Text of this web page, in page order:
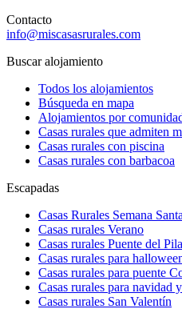
Contacto
info@miscasasrurales.com
Buscar alojamiento
Todos los alojamientos
Búsqueda en mapa
Alojamientos por
Casas rurales que admiten
Casas rurales con piscina
Casas rurales con barbacoa
Escapadas
Casas Rurales Semana Santa
Casas rurales Verano
Casas rurales Puente del
Casas rurales para
Casas rurales para puente
Casas rurales para navidad
Casas rurales San Valentín